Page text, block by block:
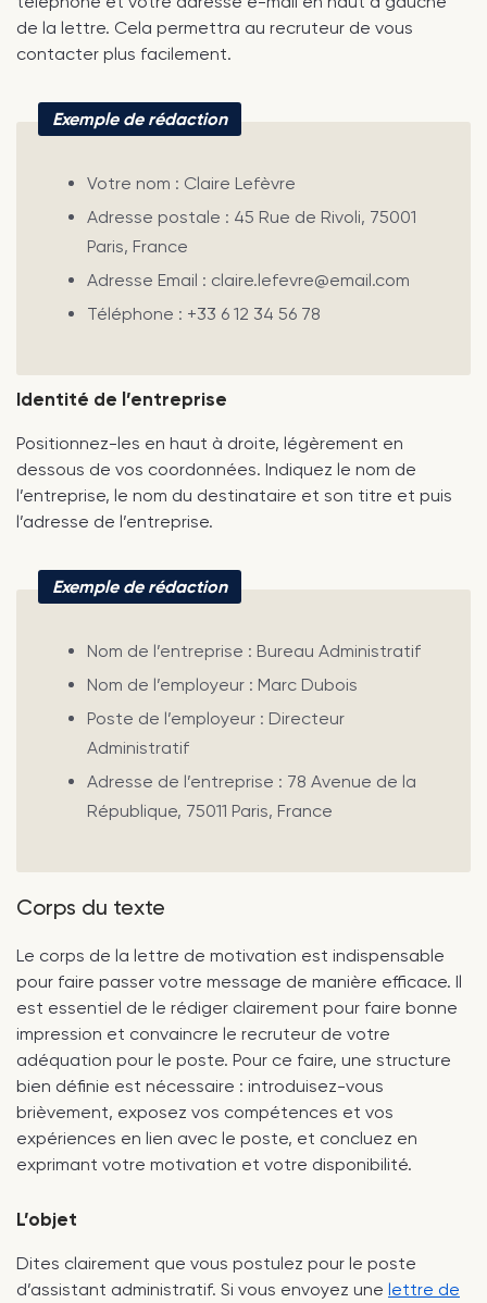
de la lettre. Cela permettra au recruteur de vous
contacter plus facilement.
Exemple de rédaction
Votre nom : Claire Lefèvre
Adresse postale : 45 Rue de Rivoli, 75001
Paris, France
Adresse Email : claire.lefevre@email.com
Téléphone : +33 6 12 34 56 78
Identité de l’entreprise
Positionnez-les en haut à droite, légèrement en
dessous de vos coordonnées. Indiquez le nom de
l’entreprise, le nom du destinataire et son titre et puis
l’adresse de l’entreprise.
Exemple de rédaction
Nom de l’entreprise : Bureau Administratif
Nom de l’employeur : Marc Dubois
Poste de l’employeur : Directeur
Administratif
Adresse de l’entreprise : 78 Avenue de la
République, 75011 Paris, France
Corps du texte
Le corps de la lettre de motivation est indispensable
pour faire passer votre message de manière efficace. Il
est essentiel de le rédiger clairement pour faire bonne
impression et convaincre le recruteur de votre
adéquation pour le poste. Pour ce faire, une structure
bien définie est nécessaire : introduisez-vous
brièvement, exposez vos compétences et vos
expériences en lien avec le poste, et concluez en
exprimant votre motivation et votre disponibilité.
L’objet
Dites clairement que vous postulez pour le poste
d’assistant administratif. Si vous envoyez une lettre de